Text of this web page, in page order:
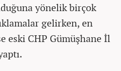
yönelik birçok
gelirken, en
eski CHP Gümüşhane İl